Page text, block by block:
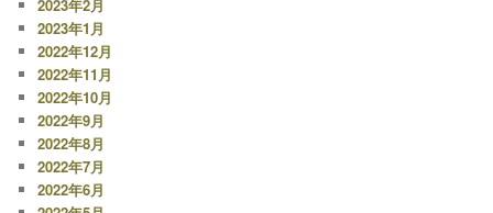
2023年2月
2023年1月
2022年12月
2022年11月
2022年10月
2022年9月
2022年8月
2022年7月
2022年6月